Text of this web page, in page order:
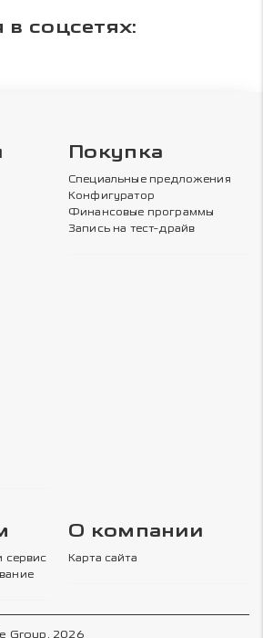
соцсетях:
Покупка
Специальные предложения
Конфигуратор
Финансовые программы
Запись на тест-драйв
сервис
О компании
Карта сайта
Group, 2026